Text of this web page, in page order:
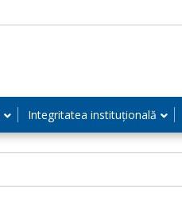
Integritatea instituțională